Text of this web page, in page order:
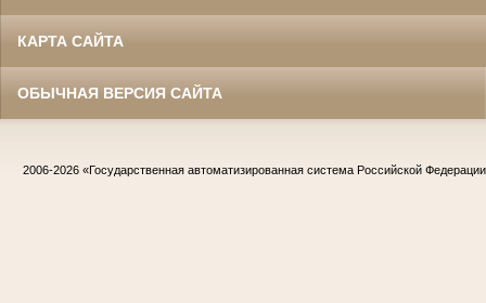
КАРТА САЙТА
ОБЫЧНАЯ ВЕРСИЯ САЙТА
2006-2026 «Государственная автоматизированная система Российской